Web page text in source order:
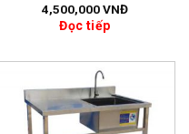
4,500,000VNĐ
Đọc tiếp